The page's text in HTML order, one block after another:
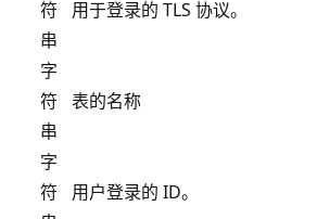
符
串
用于登录的 TLS 协议。
字
符
串
表的名称
字
符
用户登录的 ID。